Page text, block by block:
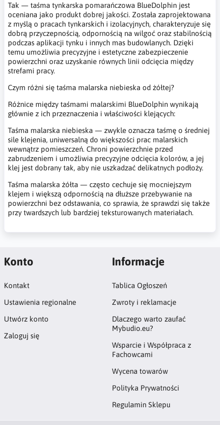
Tak — taśma tynkarska pomarańczowa BlueDolphin jest
oceniana jako produkt dobrej jakości. Została zaprojektowana
z myślą o pracach tynkarskich i izolacyjnych, charakteryzuje się
dobrą przyczepnością, odpornością na wilgoć oraz stabilnością
podczas aplikacji tynku i innych mas budowlanych. Dzięki
temu umożliwia precyzyjne i estetyczne zabezpieczenie
powierzchni oraz uzyskanie równych linii odcięcia między
strefami pracy.
Czym różni się taśma malarska niebieska od żółtej?
Różnice między taśmami malarskimi BlueDolphin wynikają
głównie z ich przeznaczenia i właściwości klejących:
Taśma malarska niebieska — zwykle oznacza taśmę o średniej
sile klejenia, uniwersalną do większości prac malarskich
wewnątrz pomieszczeń. Chroni powierzchnie przed
zabrudzeniem i umożliwia precyzyjne odcięcia kolorów, a jej
klej jest dobrany tak, aby nie uszkadzać delikatnych podłoży.
Taśma malarska żółta — często cechuje się mocniejszym
klejem i większą odpornością na dłuższe przebywanie na
powierzchni bez odstawania, co sprawia, że sprawdzi się także
przy twardszych lub bardziej teksturowanych materiałach.
Konto
Kontakt
Ustawienia regionalne
Utwórz konto
Zaloguj się
Informacje
Tablica Ogłoszeń
Zwroty i reklamacje
Dlaczego warto zaufać
Mybudio.eu?
Wsparcie i Współpraca z
Fachowcami
Wycena towarów
Polityka Prywatności
Regulamin Sklepu